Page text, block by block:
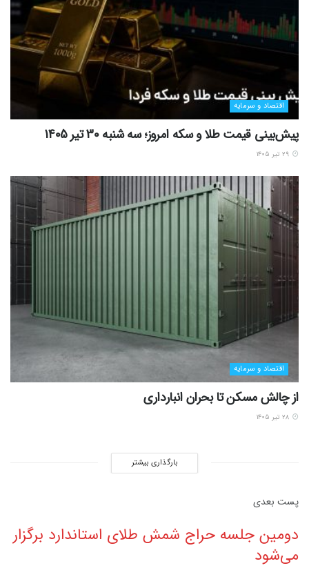
اقتصاد و سرمایه
پیش‌بینی قیمت طلا و سکه امروز؛ سه شنبه 30 تیر 1405
اقتصاد و سرمایه
از چالش مسکن تا بحران انبارداری
بارگذاری بیشتر
پست‌ بعدی
دومین جلسه حراج شمش طلای استاندارد برگزار
می‌شود